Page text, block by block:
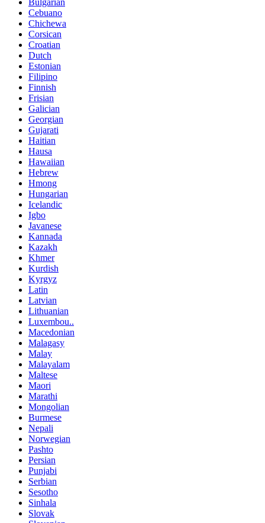
Bulgarian
Cebuano
Chichewa
Corsican
Croatian
Dutch
Estonian
Filipino
Finnish
Frisian
Galician
Georgian
Gujarati
Haitian
Hausa
Hawaiian
Hebrew
Hmong
Hungarian
Icelandic
Igbo
Javanese
Kannada
Kazakh
Khmer
Kurdish
Kyrgyz
Latin
Latvian
Lithuanian
Luxembou..
Macedonian
Malagasy
Malay
Malayalam
Maltese
Maori
Marathi
Mongolian
Burmese
Nepali
Norwegian
Pashto
Persian
Punjabi
Serbian
Sesotho
Sinhala
Slovak